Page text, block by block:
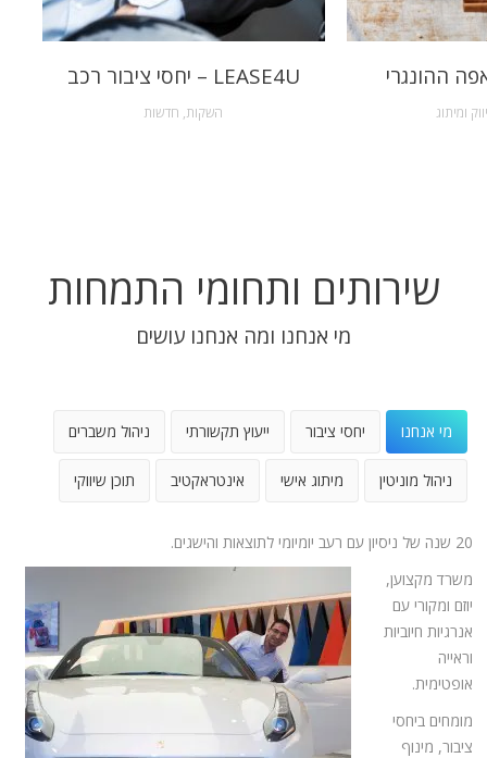
LEASE4U – יחסי ציבור רכב
השקות, חדשות
ההונגרי
ומיתוג
שירותים ותחומי התמחות
מי אנחנו ומה אנחנו עושים
מי אנחנו יחסי ציבור ייעוץ תקשורתי ניהול משברים
ניהול מוניטין מיתוג אישי אינטראקטיב תוכן שיווקי
20 שנה של ניסיון עם רעב יומיומי לתוצאות והישגים.
משרד מקצוען,
יוזם ומקורי עם
אנרגיות חיוביות
וראייה
אופטימית.
מומחים ביחסי
ציבור, מינוף